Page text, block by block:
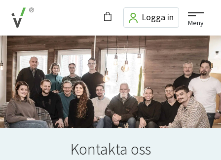
Logga in
Meny
Kontakta oss